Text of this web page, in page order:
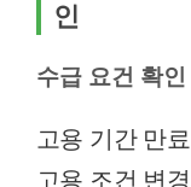
인
수급 요건 확인
고용 기간 만
고용 조건 변